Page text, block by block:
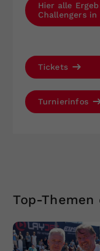
Hier alle
Challengers
Tickets
Turnierinfos
Top-Themen